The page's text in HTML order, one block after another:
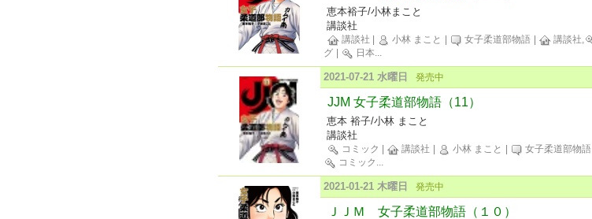
恵本裕子/小林まこと
講談社
講談社 小林 まこと 女子柔道部物語 講談社,
グ
日本...
2021-07-21 水曜日 発売中
JJM 女子柔道部物語（11）
恵本 裕子/小林 まこと
講談社
コミック 講談社 小林 まこと 女子柔道部物語
コミック ...
2021-01-21 木曜日 発売中
ＪＪＭ 女子柔道部物語（１０）